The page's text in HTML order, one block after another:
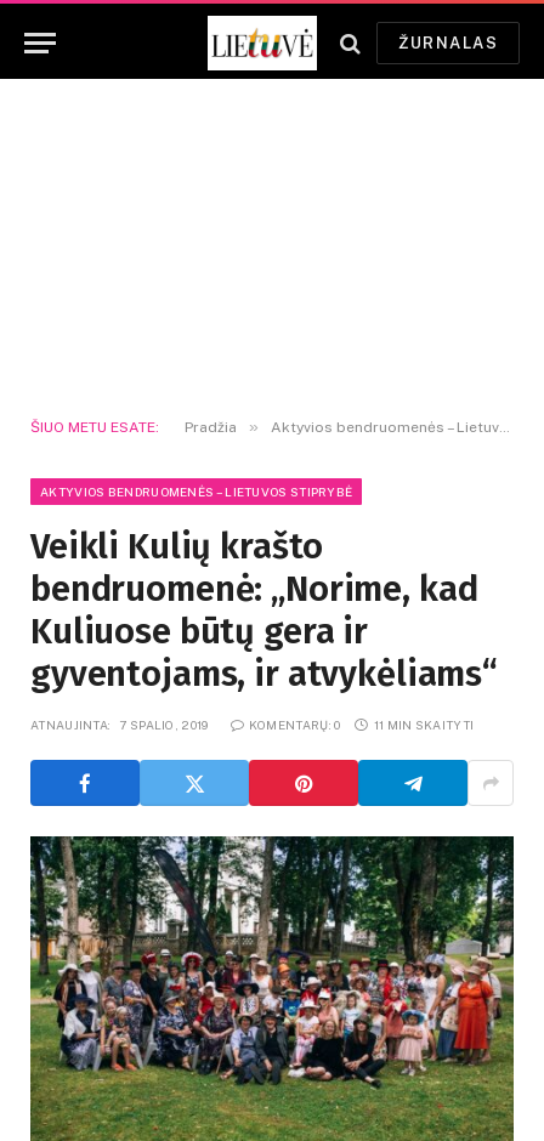
ŽURNALAS
ŠIUO METU ESATE: Pradžia » Aktyvios bendruomenės – Lietuvos stiprybė
AKTYVIOS BENDRUOMENĖS – LIETUVOS STIPRYBĖ
Veikli Kulių krašto
bendruomenė: „Norime, kad
Kuliuose būtų gera ir
gyventojams, ir atvykėliams“
ATNAUJINTA: 7 SPALIO, 2019 KOMENTARŲ: 0 11 MIN SKAITYTI